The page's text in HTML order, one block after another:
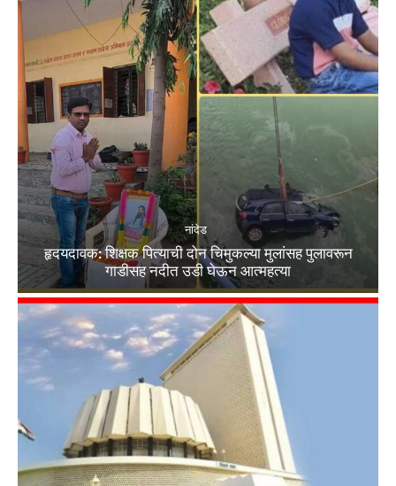
नांदेड
हृदयदावक: शिक्षक पित्याची दोन चिमुकल्या मुलांसह पुलावरून
गाडीसह नदीत उडी घेऊन आत्महत्या